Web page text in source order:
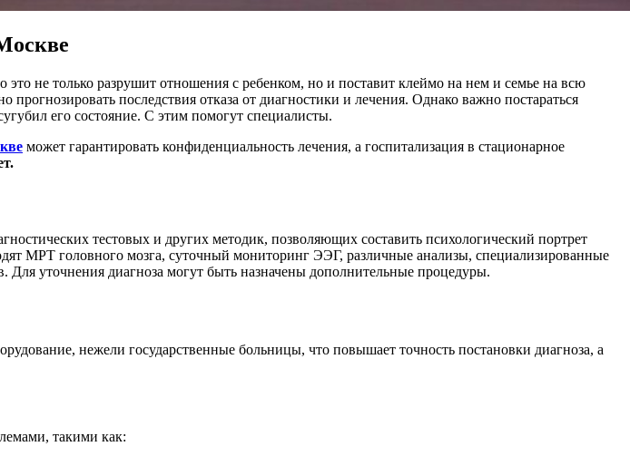
не только разрушит отношения с ребенком, но и поставит клеймо на нем и семье на всю
последствия отказа от диагностики и лечения. Однако важно постараться
его состояние. С этим помогут специалисты.
может гарантировать конфиденциальность лечения, а госпитализация в стационарное
тестовых и других методик, позволяющих составить психологический портрет
МРТ головного мозга, суточный мониторинг ЭЭГ, различные анализы, специализированные
уточнения диагноза могут быть назначены дополнительные процедуры.
нежели государственные больницы, что повышает точность постановки диагноза, а
такими как: